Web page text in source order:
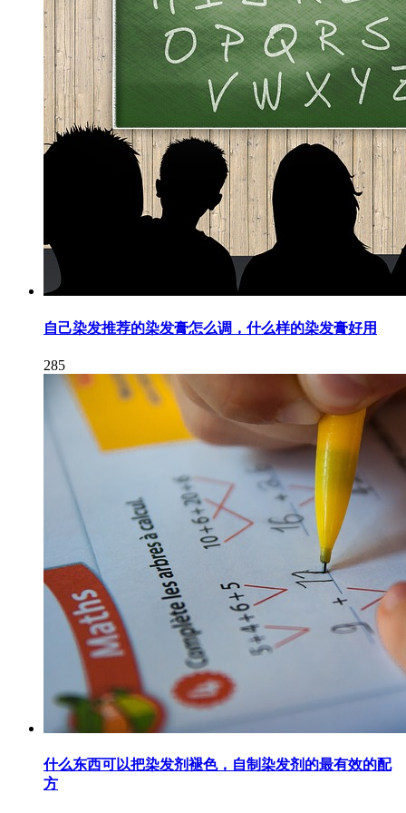
自己染发推荐的染发膏怎么调，什么样的染发膏好用
285
什么东西可以把染发剂褪色，自制染发剂的最有效的配
方